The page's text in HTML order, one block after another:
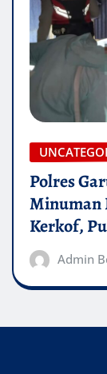
Polres
Minuman
Kerkof,
Admin